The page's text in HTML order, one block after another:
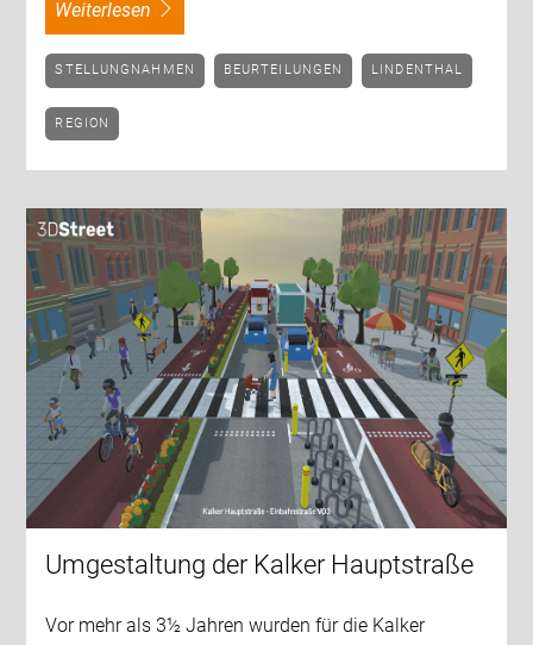
weiterlesen
STELLUNGNAHMEN BEURTEILUNGEN LINDENTHAL
REGION
Umgestaltung der Kalker Hauptstraße
Vor mehr als 3½ Jahren wurden für die Kalker